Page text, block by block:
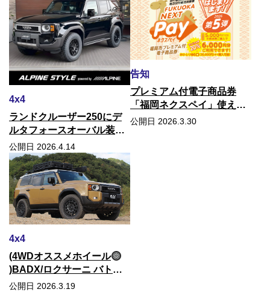
4x4
ランドクルーザー250にデ
ルタフォースオーバル装着
しました！
公開日 2026.4.14
告知
プレミアム付電子商品券
「福岡ネクスペイ」使えま
す！
公開日 2026.3.30
4x4
(4WDオススメホイール
)BADX/ロクサーニ バトル
シップ
公開日 2026.3.19